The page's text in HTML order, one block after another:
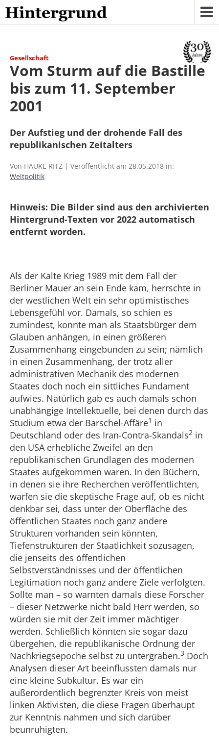
Skip
to
content
Gesellschaft
Vom Sturm auf die Bastille
bis zum 11. September
2001
Der Aufstieg und der drohende Fall des
republikanischen Zeitalters
Von HAUKE RITZ | Veröffentlicht am 28.05.2018 in:
Weltpolitik
Hinweis: Die Bilder sind aus den archivierten
Hintergrund-Texten vor 2022 automatisch
entfernt worden.
Als der Kalte Krieg 1989 mit dem Fall der
Berliner Mauer an sein Ende kam, herrschte in
der westlichen Welt ein sehr optimistisches
Lebensgefühl vor. Damals, so schien es
zumindest, konnte man als Staatsbürger dem
Glauben anhängen, in einen größeren
Zusammenhang eingebunden zu sein; nämlich
in einen Zusammenhang, der trotz aller
administrativen Mechanik des modernen
Staates doch noch ein sittliches Fundament
aufwies. Natürlich gab es auch damals schon
unabhängige Intellektuelle, bei denen durch das
Studium etwa der Barschel-Affäre1 in
Deutschland oder des Iran-Contra-Skandals2 in
den USA erhebliche Zweifel an den
republikanischen Grundlagen des modernen
Staates aufgekommen waren. In den Büchern,
in denen sie ihre Recherchen veröffentlichten,
warfen sie die skeptische Frage auf, ob es nicht
denkbar sei, dass unter der Oberfläche des
öffentlichen Staates noch ganz andere
Strukturen vorhanden sein könnten,
Tiefenstrukturen der Staatlichkeit sozusagen,
die jenseits des öffentlichen
Selbstverständnisses und der öffentlichen
Legitimation noch ganz andere Ziele verfolgten.
Sollte man – so warnten damals diese Forscher
– dieser Netzwerke nicht bald Herr werden, so
würden sie mit der Zeit immer mächtiger
werden. Schließlich könnten sie sogar dazu
übergehen, die republikanische Ordnung der
Nachkriegsepoche selbst zu untergraben.3 Doch
Analysen dieser Art beeinflussten damals nur
eine kleine Subkultur. Es war ein
außerordentlich begrenzter Kreis von meist
linken Aktivisten, die diese Fragen überhaupt
zur Kenntnis nahmen und sich darüber
beunruhigten.